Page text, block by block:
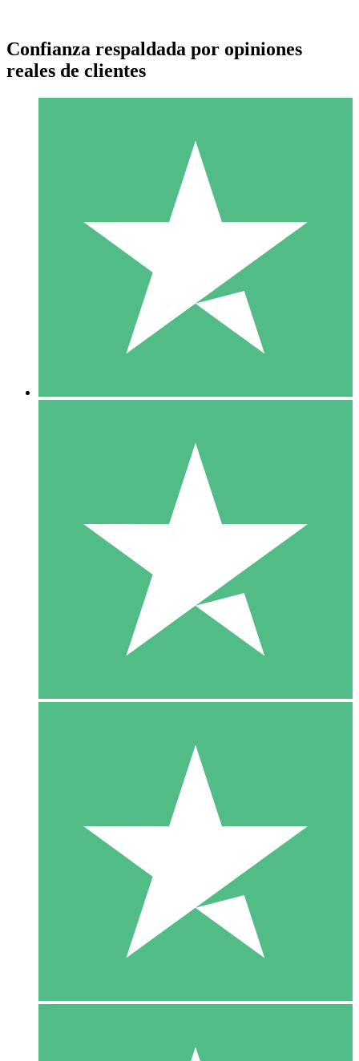
Paquetes de Créditos Individuales
Paga según el uso con créditos de descarga. Sin compromiso
10 00
10 Descargas
20 00
Confianza respaldada por opiniones
reales de clientes